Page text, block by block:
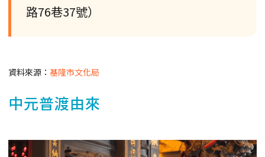
路76巷37號）
資料來源： 基隆市文化局
中元普渡由來